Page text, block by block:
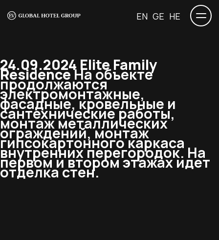
EN GE HE
24.09.2024 Elite Family
ResidenceНа объекте
продолжаются
электромонтажные,
фасадные, кровельные и
сантехнические работы,
монтаж металлических
ограждений, монтаж
гипсокартонного каркаса
внутренних перегородок. На
первом и втором этажах идет
отделка стен.